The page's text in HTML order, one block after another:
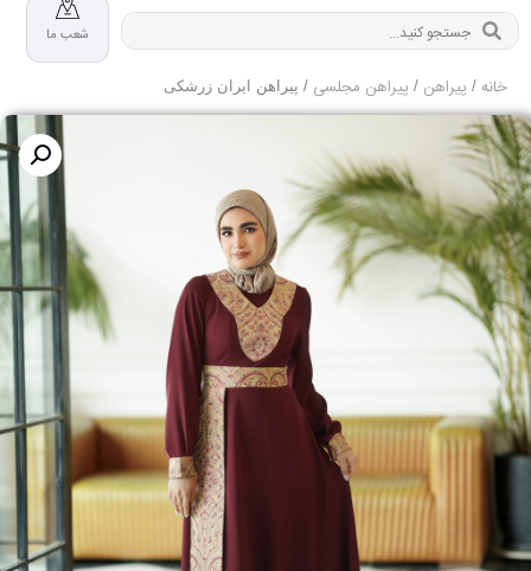
شعب ما
خانه / پیراهن / پیراهن مجلسی / پیراهن ایران زرشکی